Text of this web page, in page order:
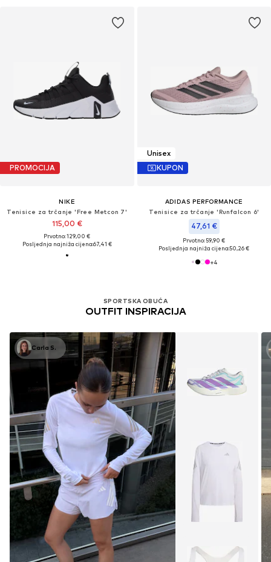
PROMOCIJA
NIKE
Tenisice za trčanje 'Free Metcon 7'
115,00 €
Prvotno: 129,00 €
Posljednja najniža cijena:67,41 €
Unisex
KUPON
ADIDAS PERFORMANCE
Tenisice za trčanje 'Runfalcon 6'
47,61 €
Prvotno: 59,90 €
Posljednja najniža cijena:50,26 €
+4
SPORTSKA OBUĆA
OUTFIT INSPIRACIJA
Carla S.